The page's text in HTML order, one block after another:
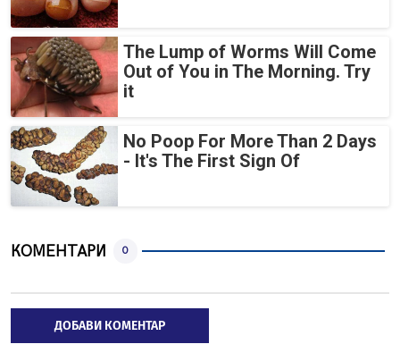
The Lump of Worms Will Come
Out of You in The Morning. Try
it
No Poop For More Than 2 Days
- It's The First Sign Of
КОМЕНТАРИ 0
ДОБАВИ КОМЕНТАР